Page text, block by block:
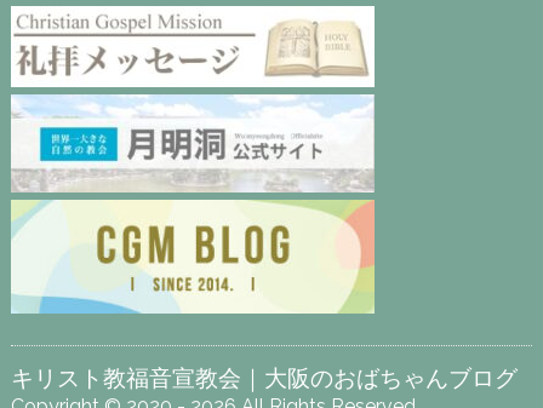
キリスト教福音宣教会｜大阪のおばちゃんブログ